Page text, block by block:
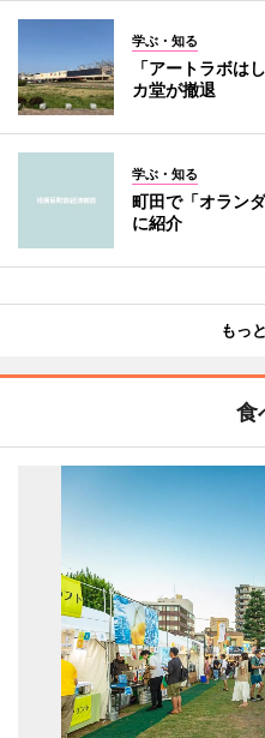
学ぶ・知る
「アートラボ
カ堂が撤退
学ぶ・知る
町田で「オラン
に紹介
もっ
食